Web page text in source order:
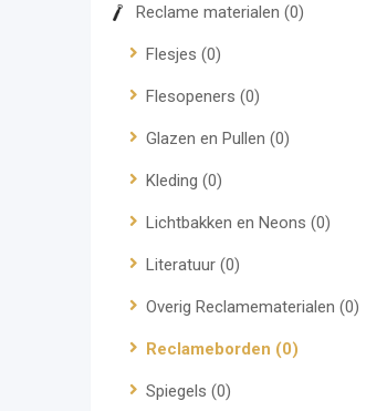
Reclame materialen (0)
Flesjes (0)
Flesopeners (0)
Glazen en Pullen (0)
Kleding (0)
Lichtbakken en Neons (0)
Literatuur (0)
Overig Reclamematerialen (0)
Reclameborden (0)
Spiegels (0)